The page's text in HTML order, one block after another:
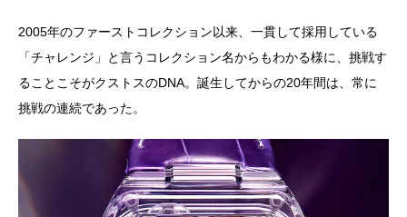
2005年のファーストコレクション以来、一貫して採用している
「チャレンジ」と言うコレクション名からもわかる様に、挑戦す
ることこそがクストスのDNA。誕生してからの20年間は、常に
挑戦の連続であった。